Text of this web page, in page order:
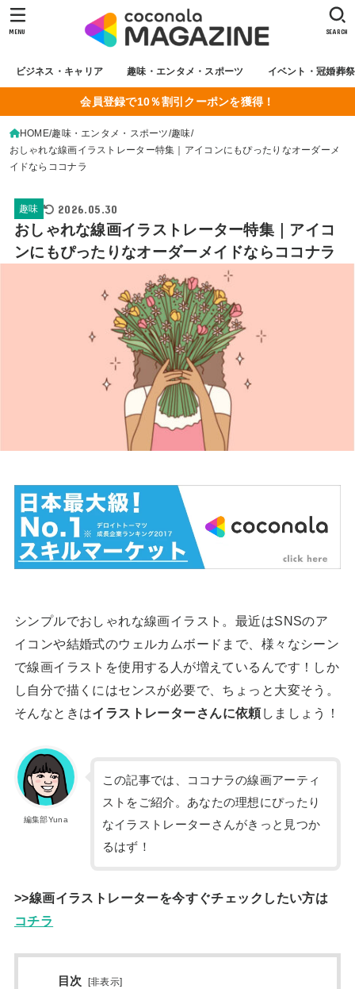
ビジネス・キャリア 趣味・エンタメ・スポーツ イベント・冠婚葬祭
SEARCH
MENU
会員登録で10％割引クーポンを獲得！
HOME 趣味・エンタメ・スポーツ 趣味
おしゃれな線画イラストレーター特集｜アイコンにもぴったりなオーダーメ
イドならココナラ
趣味 2026.05.30
おしゃれな線画イラストレーター特集｜アイコ
ンにもぴったりなオーダーメイドならココナラ
シンプルでおしゃれな線画イラスト。最近はSNSのア
イコンや結婚式のウェルカムボードまで、様々なシーン
で線画イラストを使用する人が増えているんです！しか
し自分で描くにはセンスが必要で、ちょっと大変そう。
そんなときはイラストレーターさんに依頼しましょう！
編集部Yuna
この記事では、ココナラの線画アーティ
ストをご紹介。あなたの理想にぴったり
なイラストレーターさんがきっと見つか
るはず！
>>線画イラストレーターを今すぐチェックしたい方は
コチラ
目次 [非表示]